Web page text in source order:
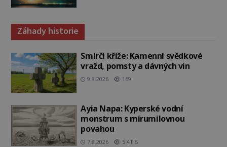
Záhady historie
Smírčí kříže: Kamenní svědkové
vražd, pomsty a dávných vin
9.8.2026 169
Ayia Napa: Kyperské vodní
monstrum s mírumilovnou
povahou
7.8.2026 5.4TIS